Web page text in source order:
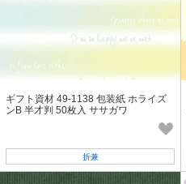
ギフト資材 49-1138 包装紙 ホライズ
ンB 半才判 50枚入 ササガワ
折兼